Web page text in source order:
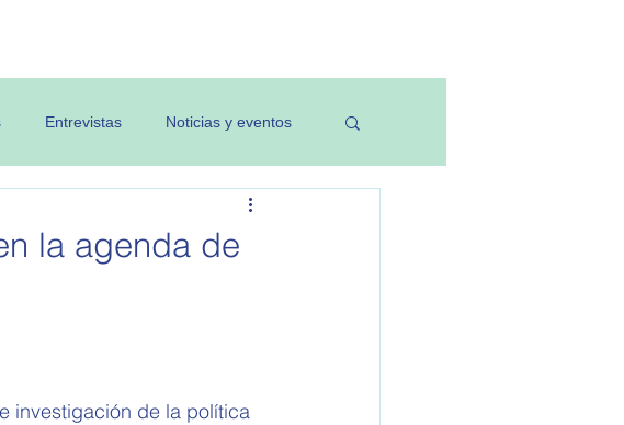
Entrevistas Noticias y eventos
la agenda de
investigación de la política